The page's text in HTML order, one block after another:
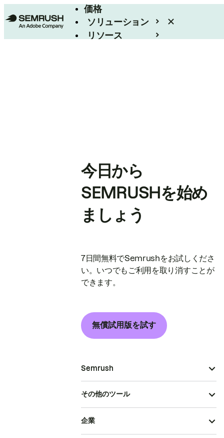
価格
ソリューション
リソース
今日から
SEMRUSHを始め
ましょう
7日間無料でSemrushをお試しくださ
い。いつでもご利用を取り消すことが
できます。
無償試用版を試す
Semrush
その他のツール
企業